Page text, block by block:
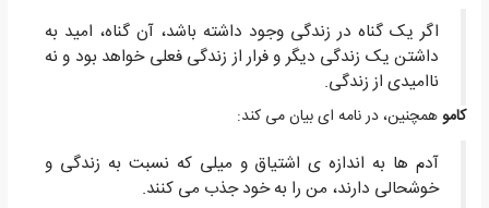
اگر یک گناه در زندگی وجود داشته باشد، آن گناه، امید به
داشتن یک زندگی دیگر و فرار از زندگی فعلی خواهد بود و نه
ناامیدی از زندگی.
کاموهمچنین، در نامه ای بیان می کند:
آدم ها به اندازه ی اشتیاق و میلی که نسبت به زندگی و
خوشحالی دارند، من را به خود جذب می کنند.